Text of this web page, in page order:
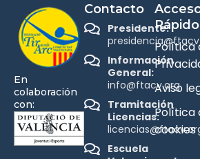
En
colaboración
con:
Contacto
Presidente:
Información
General:
info@ftacv.org
Tramitación
Licencias:
Escuela
Rápido
Política
Aviso
Política
cookies